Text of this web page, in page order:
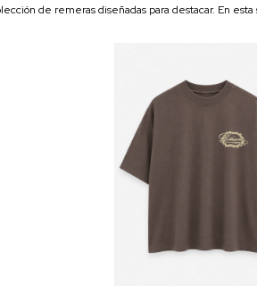
de remeras diseñadas para destacar. En